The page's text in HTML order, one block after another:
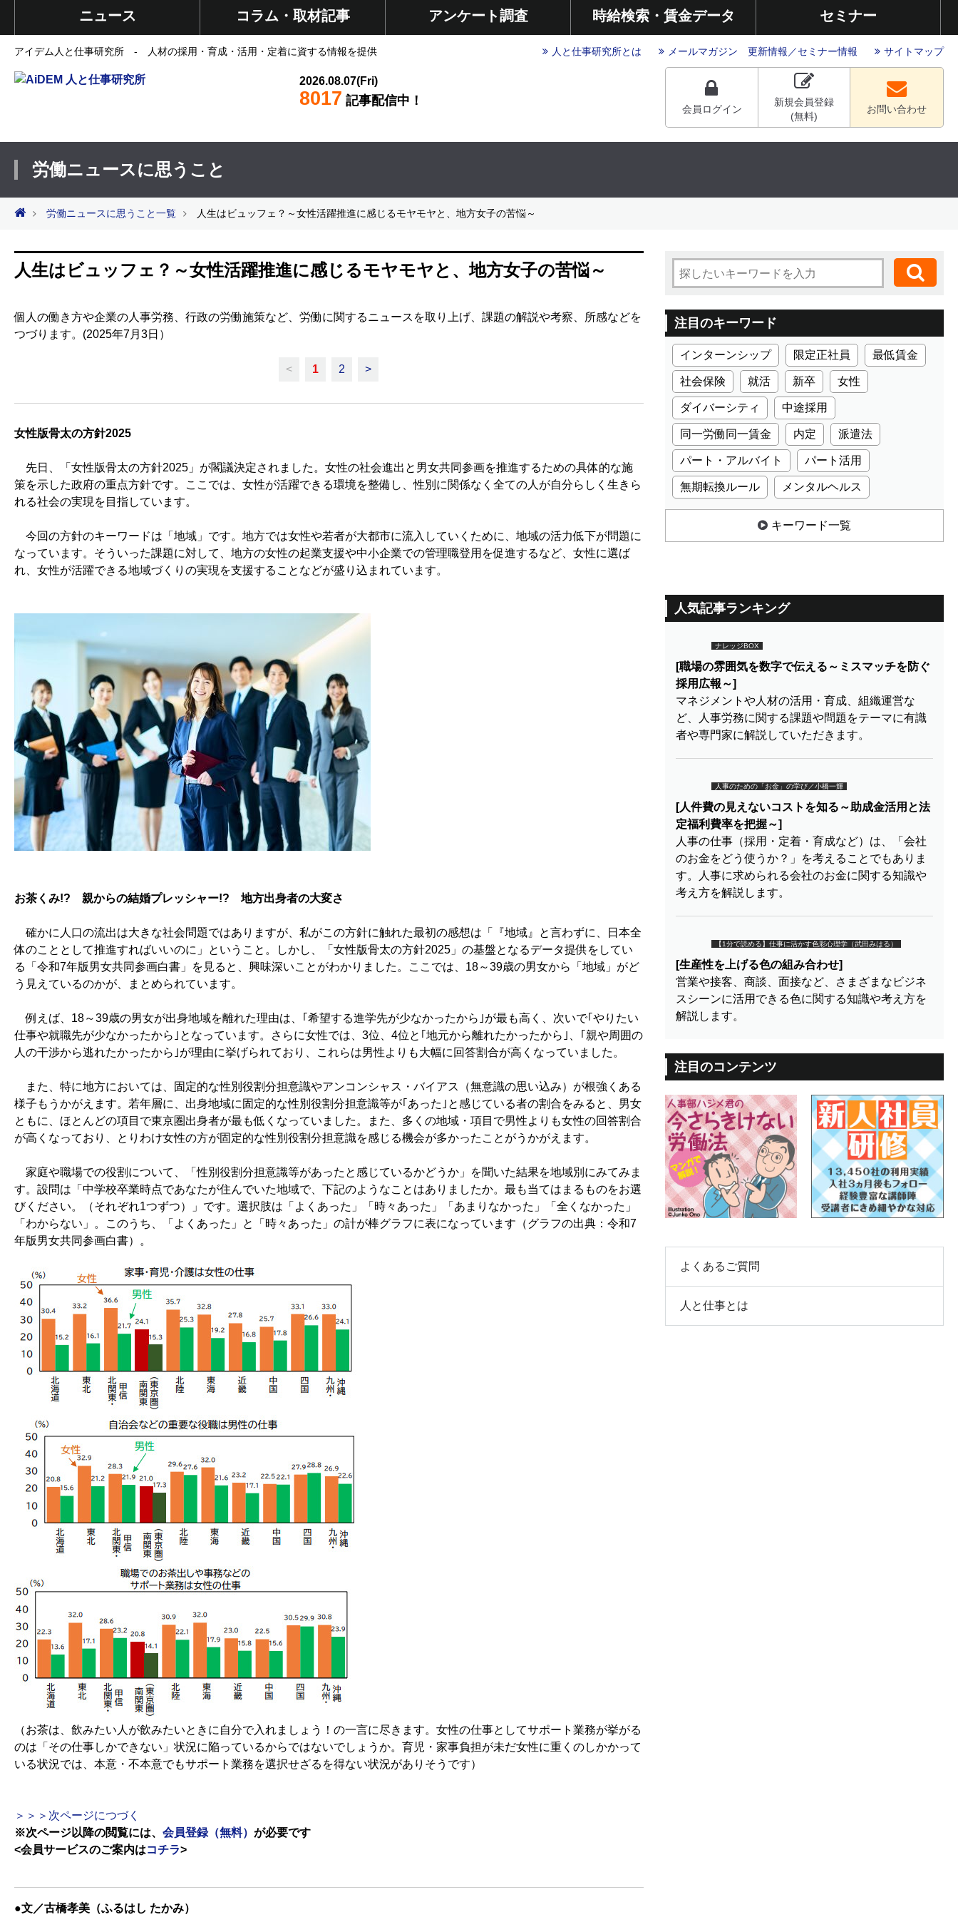
ニュース コラム・取材記事 アンケート調査 時給検索・賃金データ セミナー
アイデム人と仕事研究所 - 人材の採用・育成・活用・定着に資する情報を提供 人と仕事研究所とは メールマガジン 更新情報 ／セミナー情報 サイトマップ
2026.08.07(Fri)
8017 記事配信中！
会員ログイン
新規会員登録
(無料)
お問い合わせ
労働ニュースに思うこと
労働ニュースに思うこと一覧 人生はビュッフェ？～女性活躍推進に感じるモヤモヤと、地方女子の苦悩～
人生はビュッフェ？～女性活躍推進に感じるモヤモヤと、地方女子の苦悩～
個人の働き方や企業の人事労務、行政の労働施策など、労働に関するニュースを取り上げ、課題の解説や考察、所感などを
つづります。(2025年7月3日）
< 1 2 >
女性版骨太の方針2025
先日、「女性版骨太の方針2025」が閣議決定されました。女性の社会進出と男女共同参画を推進するための具体的な施
策を示した政府の重点方針です。ここでは、女性が活躍できる環境を整備し、性別に関係なく全ての人が自分らしく生きら
れる社会の実現を目指しています。
今回の方針のキーワードは「地域」です。地方では女性や若者が大都市に流入していくために、地域の活力低下が問題に
なっています。そういった課題に対して、地方の女性の起業支援や中小企業での管理職登用を促進するなど、女性に選ば
れ、女性が活躍できる地域づくりの実現を支援することなどが盛り込まれています。
お茶くみ!? 親からの結婚プレッシャー!? 地方出身者の大変さ
確かに人口の流出は大きな社会問題ではありますが、私がこの方針に触れた最初の感想は「『地域』と言わずに、日本全
体のこととして推進すればいいのに」ということ。しかし、「女性版骨太の方針2025」の基盤となるデータ提供をしてい
る「令和7年版男女共同参画白書」を見ると、興味深いことがわかりました。ここでは、18～39歳の男女から「地域」がど
う見えているのかが、まとめられています。
例えば、18～39歳の男女が出身地域を離れた理由は、｢希望する進学先が少なかったから｣が最も高く、次いで｢やりたい
仕事や就職先が少なかったから｣となっています。さらに女性では、3位、4位と｢地元から離れたかったから｣、｢親や周囲の
人の干渉から逃れたかったから｣が理由に挙げられており、これらは男性よりも大幅に回答割合が高くなっていました。
また、特に地方においては、固定的な性別役割分担意識やアンコンシャス・バイアス（無意識の思い込み）が根強くある
様子もうかがえます。若年層に、出身地域に固定的な性別役割分担意識等が｢あった｣と感じている者の割合をみると、男女
ともに、ほとんどの項目で東京圏出身者が最も低くなっていました。また、多くの地域・項目で男性よりも女性の回答割合
が高くなっており、とりわけ女性の方が固定的な性別役割分担意識を感じる機会が多かったことがうかがえます。
家庭や職場での役割について、「性別役割分担意識等があったと感じているかどうか」を聞いた結果を地域別にみてみま
す。設問は「中学校卒業時点であなたが住んでいた地域で、下記のようなことはありましたか。最も当てはまるものをお選
びください。（それぞれ1つずつ）」です。選択肢は「よくあった」「時々あった」「あまりなかった」「全くなかった」
「わからない」。このうち、「よくあった」と「時々あった」の計が棒グラフに表になっています（グラフの出典：令和7
年版男女共同参画白書）。
（お茶は、飲みたい人が飲みたいときに自分で入れましょう！の一言に尽きます。女性の仕事としてサポート業務が挙がる
のは「その仕事しかできない」状況に陥っているからではないでしょうか。育児・家事負担が未だ女性に重くのしかかって
いる状況では、本意・不本意でもサポート業務を選択せざるを得ない状況がありそうです）
＞＞＞次ページにつづく
※次ページ以降の閲覧には、 会員登録（無料） が必要です
<会員サービスのご案内はコチラ>
●文／古橋孝美（ふるはし たかみ）
注目のキーワード
インターンシップ 限定正社員 最低賃金
社会保険 就活 新卒 女性
ダイバーシティ 中途採用
同一労働同一賃金 内定 派遣法
パート・アルバイト パート活用
無期転換ルール メンタルヘルス
キーワード一覧
人気記事ランキング
ナレッジBOX
[職場の雰囲気を数字で伝える～ミスマッチを防ぐ
採用広報～]
マネジメントや人材の活用・育成、組織運営な
ど、人事労務に関する課題や問題をテーマに有識
者や専門家に解説していただきます。
人事のための「お金」の学び／小橋一輝
[人件費の見えないコストを知る～助成金活用と法
定福利費率を把握～]
人事の仕事（採用・定着・育成など）は、「会社
のお金をどう使うか？」を考えることでもありま
す。人事に求められる会社のお金に関する知識や
考え方を解説します。
【1分で読める】仕事に活かす色彩心理学（武田みはる）
[生産性を上げる色の組み合わせ]
営業や接客、商談、面接など、さまざまなビジネ
スシーンに活用できる色に関する知識や考え方を
解説します。
注目のコンテンツ
よくあるご質問
人と仕事とは